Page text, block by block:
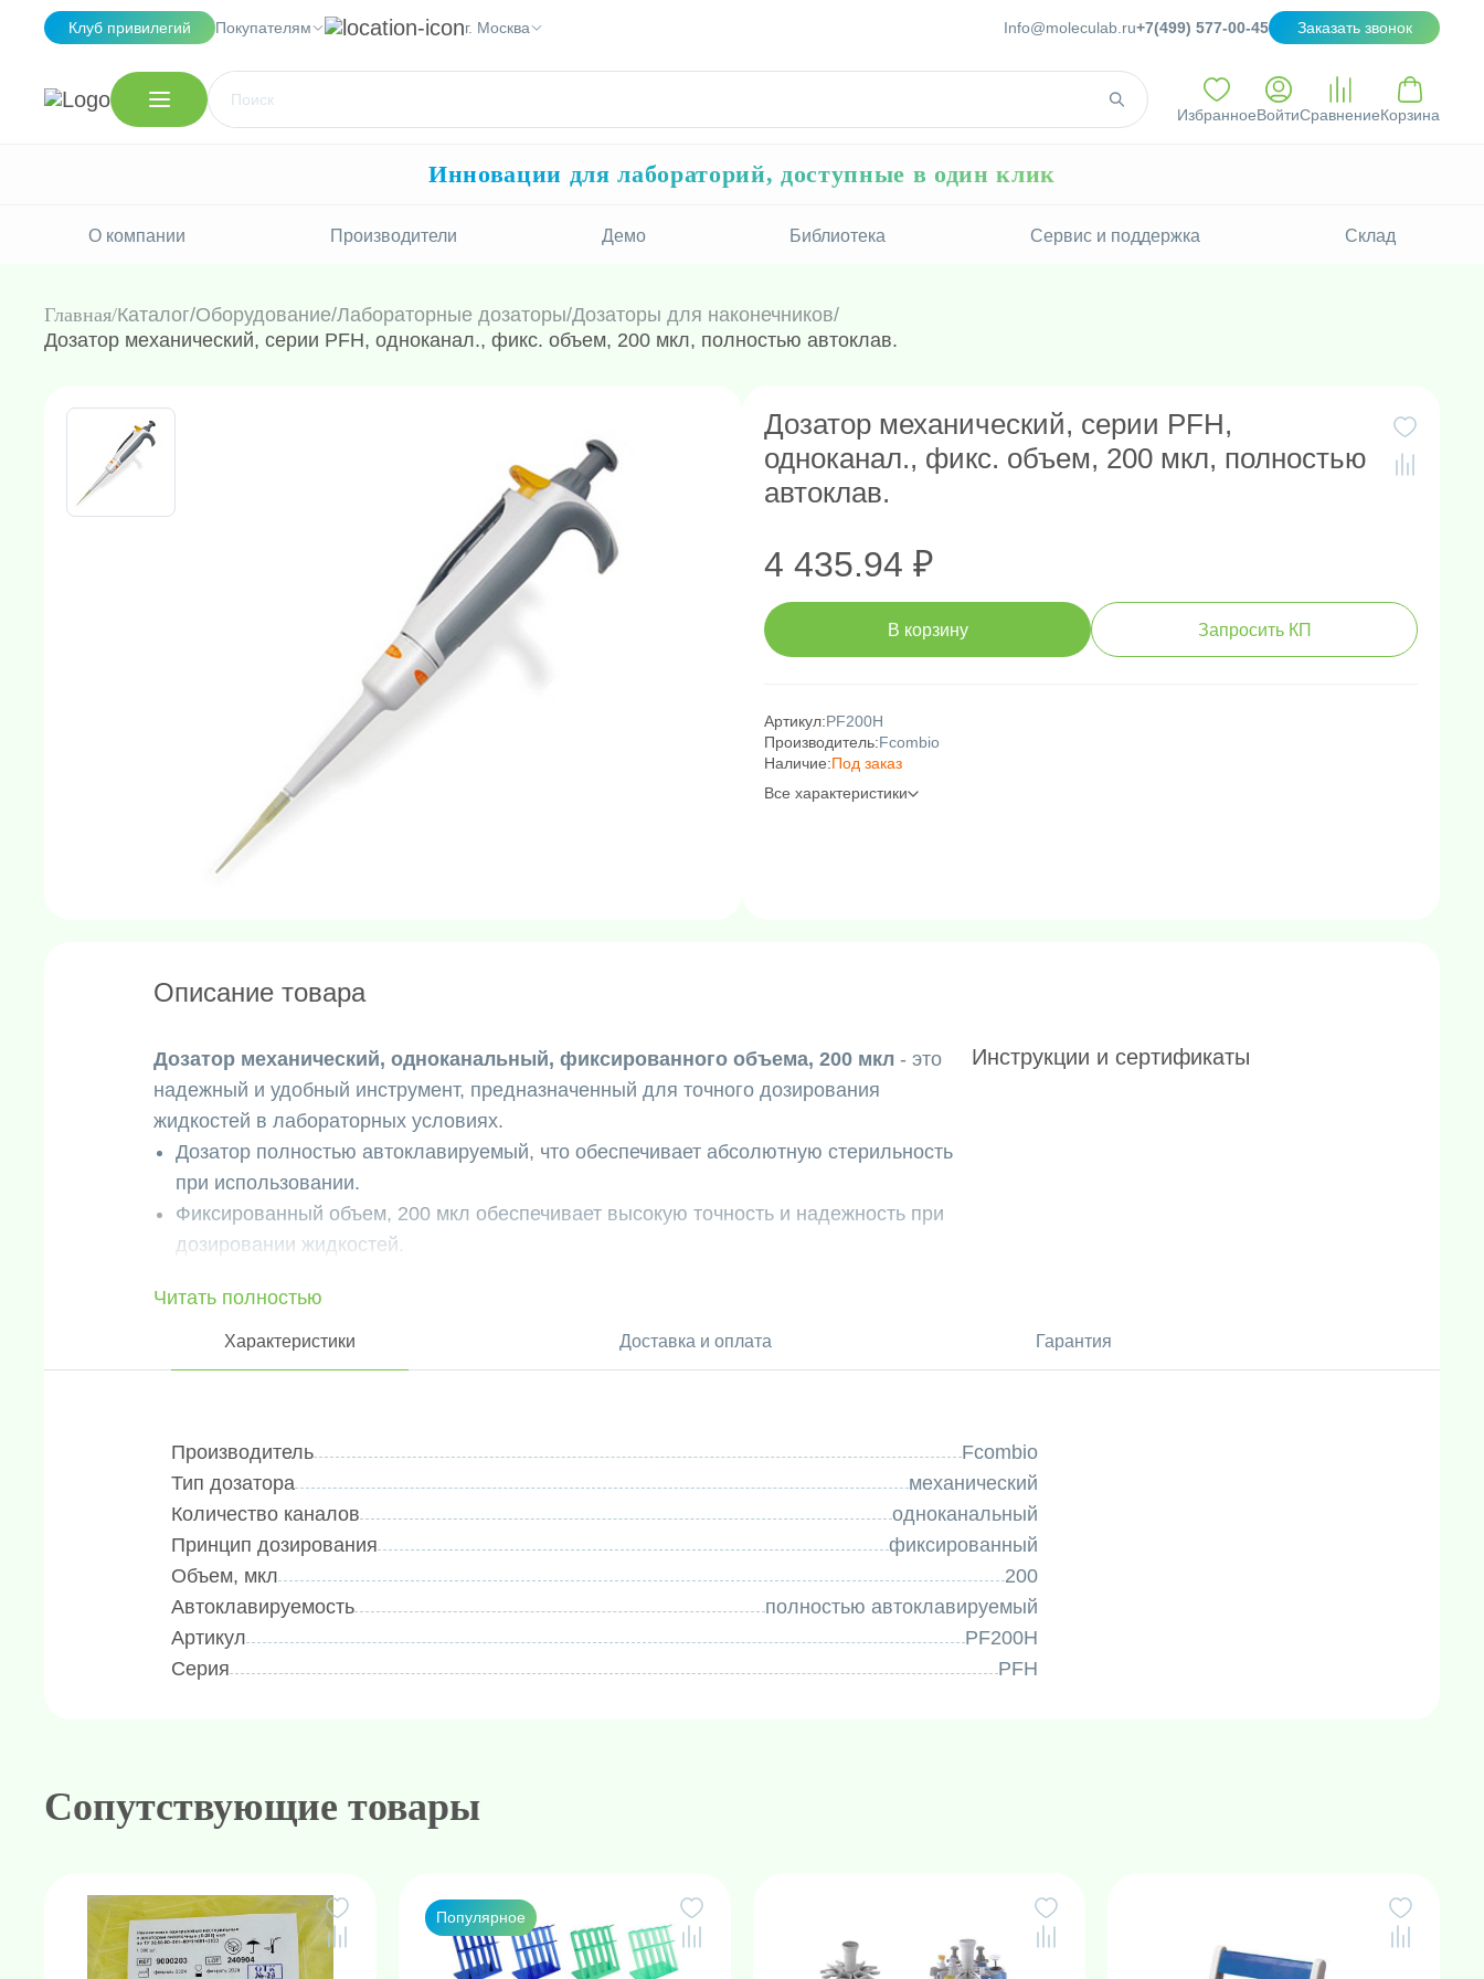
Клуб привилегий Покупателям г. Москва Info@moleculab.ru+7(499) 577-00-45 Заказать звонок
ИзбранноеВойтиСравнениеКорзина
Инновации для лабораторий, доступные в один клик
О компании Производители Демо Библиотека Сервис и поддержка Склад
Главная Каталог/Оборудование/Лабораторные дозаторы/Дозаторы для наконечников/
Дозатор механический, серии PFH, одноканал., фикс. объем, 200 мкл, полностью автоклав.
Дозатор механический, серии PFH,
одноканал., фикс. объем, 200 мкл, полностью
автоклав.
4 435.94 ₽
В корзину Запросить КП
Артикул:PF200H
Производитель:Fcombio
Наличие:Под заказ
Все характеристики
Описание товара
Дозатор механический, одноканальный, фиксированного объема, 200 мкл - это
надежный и удобный инструмент, предназначенный для точного дозирования
жидкостей в лабораторных условиях.
Дозатор полностью автоклавируемый, что обеспечивает абсолютную стерильность
при использовании.
Фиксированный объем, 200 мкл обеспечивает высокую точность и надежность при
дозировании жидкостей.
вы получаете надежный инструмент, который обеспечит точность и эффективность в
ваших лабораторных работах. Он идеально подходит для использования в различных
направлениях, где требуется точное дозирование жидкостей.
где требуется точное и контролируемое дозирование жидкостей.
Читать полностью
Инструкции и сертификаты
Характеристики Доставка и оплата Гарантия
Производитель
Fcombio
Тип дозатора
механический
Количество каналов
одноканальный
Принцип дозирования
фиксированный
Объем, мкл
200
Автоклавируемость
полностью автоклавируемый
Артикул
PF200H
Серия
PFH
Сопутствующие товары
Популярное